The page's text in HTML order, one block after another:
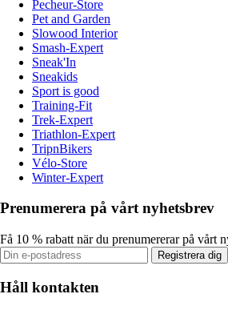
Pecheur-Store
Pet and Garden
Slowood Interior
Smash-Expert
Sneak'In
Sneakids
Sport is good
Training-Fit
Trek-Expert
Triathlon-Expert
TripnBikers
Vélo-Store
Winter-Expert
Prenumerera på vårt nyhetsbrev
Få 10 % rabatt när du prenumererar på vårt
Registrera dig
Håll kontakten